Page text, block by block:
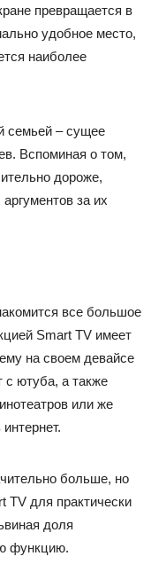
превращается в
удобное место,
наиболее
семьей – сущее
Вспоминая о том,
дороже,
за их
все большое
Smart TV имеет
на своем девайсе
с ютуба, а также
или же
больше, но
TV для практически
доля
функцию.